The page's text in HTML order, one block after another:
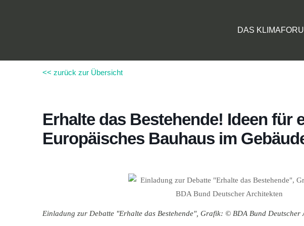
DAS
<< zurück zur Übersicht
Erhalte das Bestehende! Ideen für
Europäisches Bauhaus im
Einladung zur Debatte "Erhalte das Bestehende", Grafik: © BDA Bund Deutscher